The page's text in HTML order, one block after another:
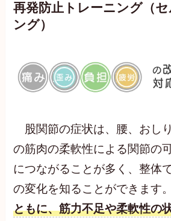
再発防止トレーニング（
ング）
股関節の症状は、腰、おし
の筋肉の柔軟性による関節の
につながることが多く、整体
の変化を知ることができます。
ともに、筋力不足や柔軟性の